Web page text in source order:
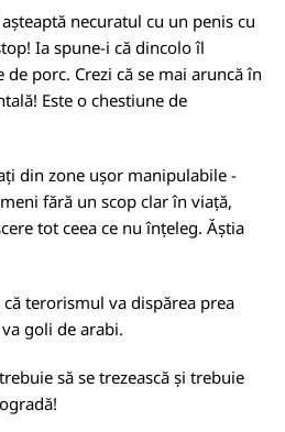
necuratul cu un penis cu
Ia spune-i că dincolo îl
porc. Crezi că se mai aruncă în
Este o chestiune de
din zone ușor manipulabile -
fără un scop clar în viață,
tot ceea ce nu înțeleg. Ăștia
terorismul va dispărea prea
goli de arabi.
să se trezească și trebuie